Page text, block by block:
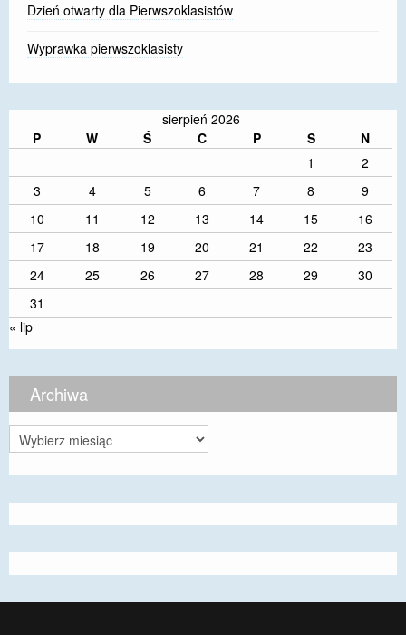
Dzień otwarty dla Pierwszoklasistów
Wyprawka pierwszoklasisty
sierpień 2026
P
W Ś C P S
N
1
2
3
4 5 6 7 8
9
10
11 12 13 14 15
16
17
18 19 20 21 22
23
24
25 26 27 28 29
30
31
« lip
Archiwa
Archiwa